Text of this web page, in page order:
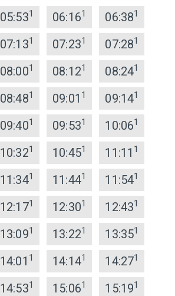
05:531 06:161 06:381
07:131 07:231 07:281
08:001 08:121 08:241
08:481 09:01 1 09:141
09:401 09:531 10:061
10:321 10:451 11:11 1
11:341 11:441 11:541
12:171 12:301 12:431
13:091 13:221 13:351
14:01 1 14:141 14:271
14:531 15:061 15:191